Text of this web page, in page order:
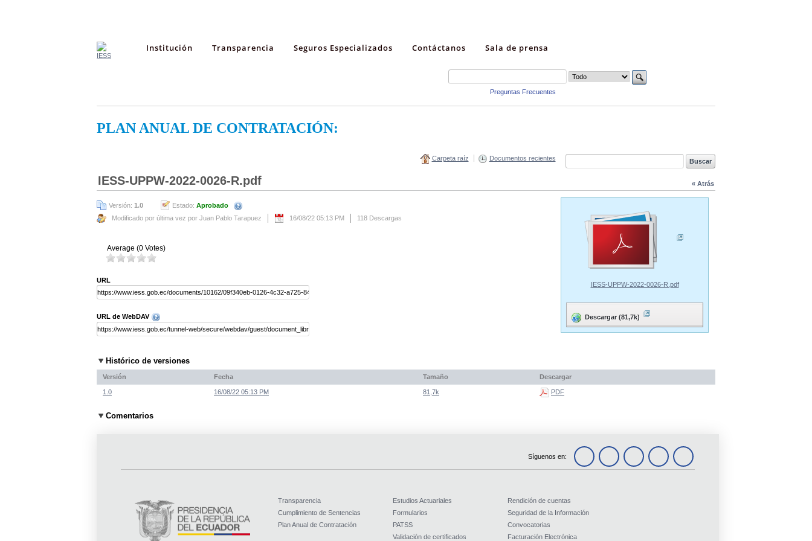
Institución Transparencia Seguros Especializados Contáctanos Sala de prensa
Preguntas Frecuentes
PLAN ANUAL DE CONTRATACIÓN:
Carpeta raíz Documentos recientes
« Atrás
IESS-UPPW-2022-0026-R.pdf
Versión: 1.0 Estado: Aprobado
Modificado por última vez por Juan Pablo Tarapuez
16/08/22 05:13 PM 118 Descargas
Average (0 Votes)
URL
URL de WebDAV
IESS-UPPW-2022-0026-R.pdf
Descargar (81,7k)
Histórico de versiones
Versión Fecha Tamaño Descargar
1.0 16/08/22 05:13 PM 81,7k PDF
Comentarios
Síguenos en:
Transparencia
Cumplimiento de Sentencias
Plan Anual de Contratación
Estudios Actuariales
Formularios
PATSS
Validación de certificados
Rendición de cuentas
Seguridad de la Información
Convocatorias
Facturación Electrónica